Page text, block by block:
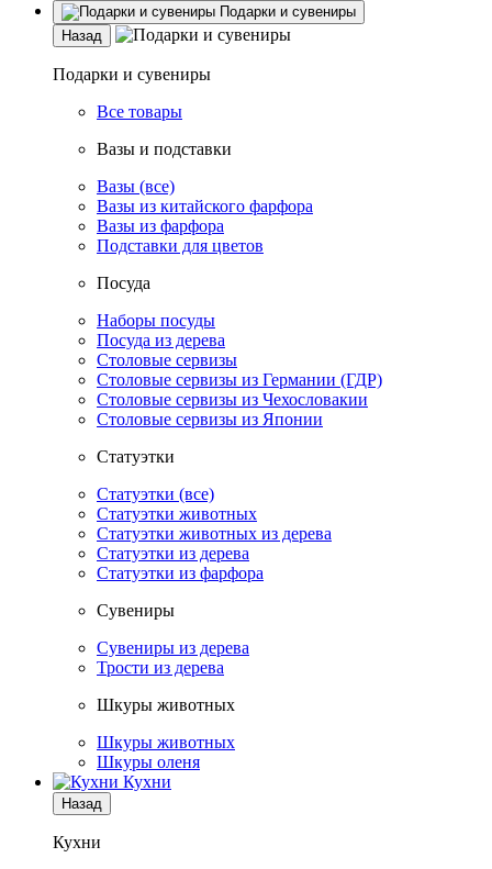
Подарки и сувениры
Назад
Подарки и сувениры
Все товары
Вазы и подставки
Вазы (все)
Вазы из китайского фарфора
Вазы из фарфора
Подставки для цветов
Посуда
Наборы посуды
Посуда из дерева
Столовые сервизы
Столовые сервизы из Германии (ГДР)
Столовые сервизы из Чехословакии
Столовые сервизы из Японии
Статуэтки
Статуэтки (все)
Статуэтки животных
Статуэтки животных из дерева
Статуэтки из дерева
Статуэтки из фарфора
Сувениры
Сувениры из дерева
Трости из дерева
Шкуры животных
Шкуры животных
Шкуры оленя
Кухни
Назад
Кухни